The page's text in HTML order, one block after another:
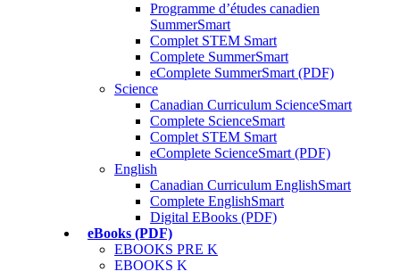
Programme d’études canadien
SummerSmart
Complet STEM Smart
Complete SummerSmart
eComplete SummerSmart (PDF)
Science
Canadian Curriculum ScienceSmart
Complete ScienceSmart
Complet STEM Smart
eComplete ScienceSmart (PDF)
English
Canadian Curriculum EnglishSmart
Complete EnglishSmart
Digital EBooks (PDF)
eBooks (PDF)
EBOOKS PRE K
EBOOKS K